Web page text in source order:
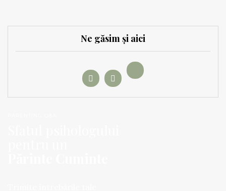
Ne găsim și aici